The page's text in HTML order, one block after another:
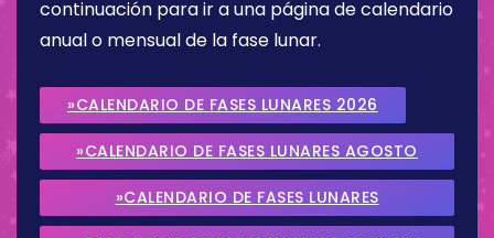
continuación para ir a una página de calendario
anual o mensual de la fase lunar.
»CALENDARIO DE FASES LUNARES 2026
»CALENDARIO DE FASES LUNARES AGOSTO
2026
»CALENDARIO DE FASES LUNARES
SEPTIEMBRE 2026